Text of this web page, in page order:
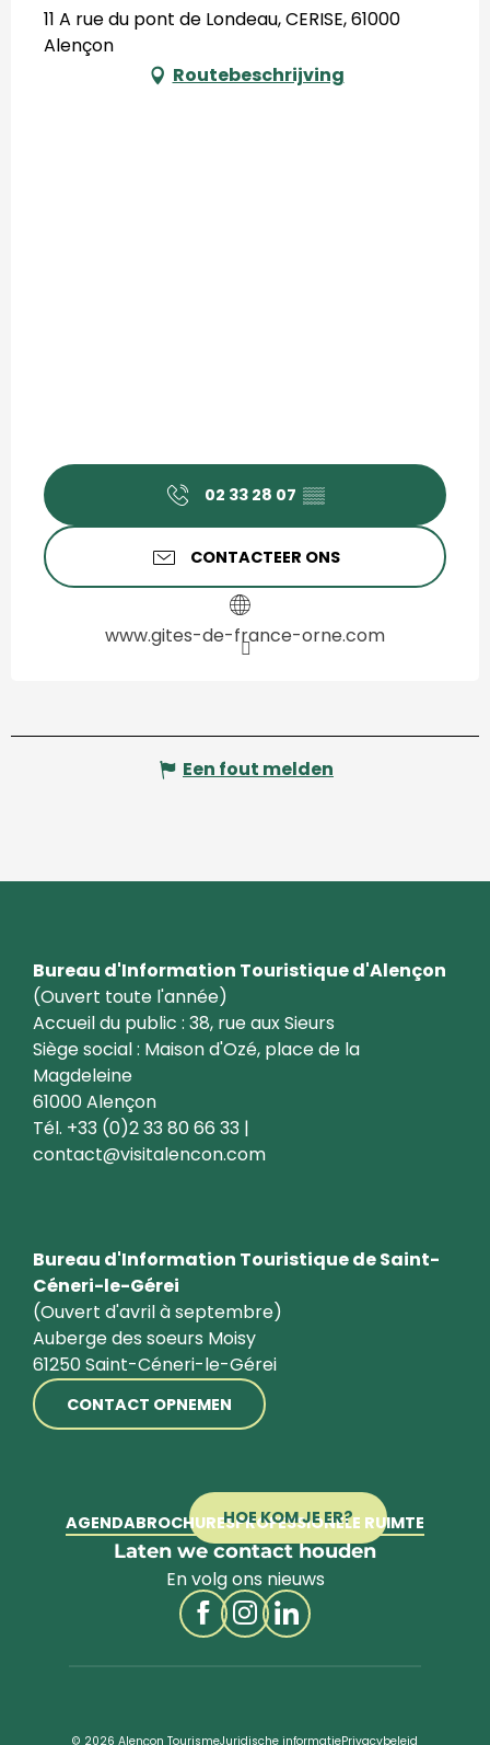
11 A rue du pont de Londeau, CERISE, 61000
Alençon
Routebeschrijving
02 33 28 07 ▒▒
CONTACTEER ONS
www.gites-de-france-orne.com
Een fout melden
Bureau d'Information Touristique d'Alençon
(Ouvert toute l'année)
Accueil du public : 38, rue aux Sieurs
Siège social : Maison d'Ozé, place de la
Magdeleine
61000 Alençon
Tél. +33 (0)2 33 80 66 33 |
contact@visitalencon.com
Bureau d'Information Touristique de Saint-
Céneri-le-Gérei
(Ouvert d'avril à septembre)
Auberge des soeurs Moisy
61250 Saint-Céneri-le-Gérei
CONTACT OPNEMEN
HOE KOM JE ER?
AGENDABROCHURESPROFESSIONELE RUIMTE
Laten we contact houden
En volg ons nieuws
© 2026 Alençon TourismeJuridische informatiePrivacybeleid